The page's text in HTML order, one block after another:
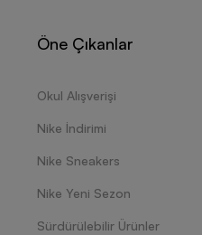
Öne Çıkanlar
Okul Alışverişi
Nike İndirimi
Nike Sneakers
Nike Yeni Sezon
Sürdürülebilir Ürünler